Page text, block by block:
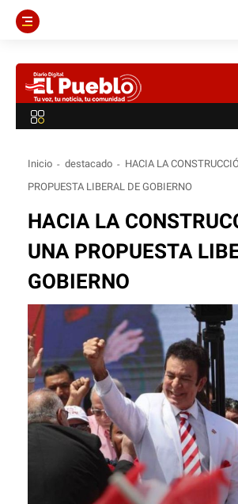
Inicio destacado
HACIA LA
PROPUESTA LIBERAL DE GOBIERNO
HACIA LA
UNA PROPUESTA
GOBIERNO